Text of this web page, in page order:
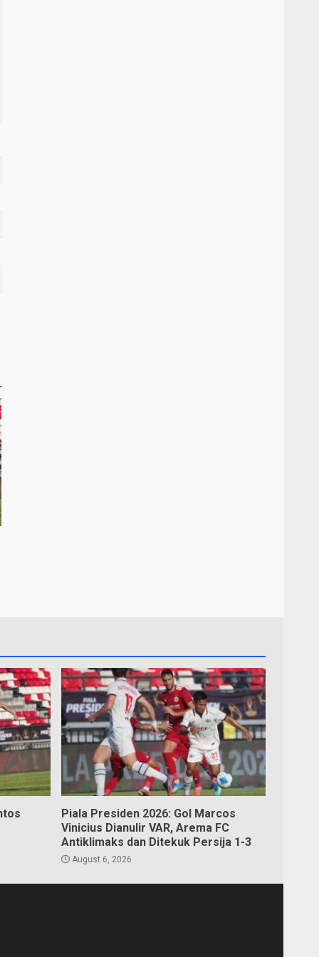
Piala Presiden 2026: Gol Marcos
Vinicius Dianulir VAR, Arema FC
Antiklimaks dan Ditekuk Persija 1-3
August 6, 2026